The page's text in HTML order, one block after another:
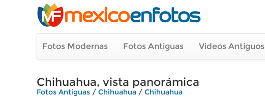
Fotos Modernas Fotos Antiguas Videos Antiguos
Chihuahua, vista panorámica
Fotos Antiguas / Chihuahua / Chihuahua